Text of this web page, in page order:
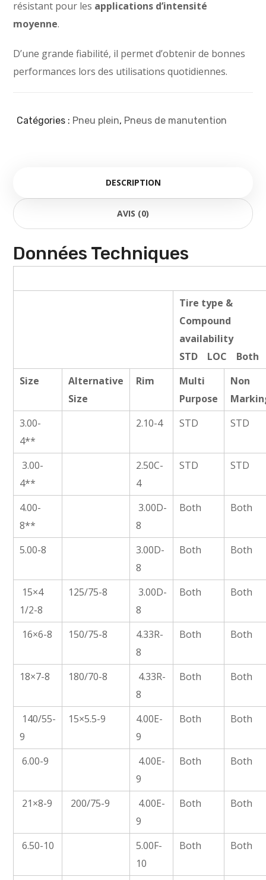
résistant pour les applications d’intensité
moyenne.
D’une grande fiabilité, il permet d’obtenir de bonnes
performances lors des utilisations quotidiennes.
Catégories : Pneu plein, Pneus de manutention
DESCRIPTION
AVIS (0)
Données Techniques
Tire type &
Compound
availability
STD LOC Both
Size
Alternative
Size
Rim
Multi
Purpose
Non
3.00-
4**
2.10-4 STD STD
3.00-
4**
2.50C-
4
STD STD
4.00-
8**
3.00D-
8
Both Both
5.00-8
3.00D-
8
Both Both
15×4
1/2-8
125/75-8
3.00D-
8
Both Both
16×6-8 150/75-8
4.33R-
8
Both Both
18×7-8 180/70-8
4.33R-
8
Both Both
140/55-
9
15×5.5-9
4.00E-
9
Both Both
6.00-9
4.00E-
9
Both Both
21×8-9 200/75-9
4.00E-
9
Both Both
6.50-10
5.00F-
10
Both Both